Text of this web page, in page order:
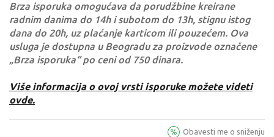
Brza isporuka omogućava da porudžbine kreirane
radnim danima do 14h i subotom do 13h, stignu istog
dana do 20h, uz plaćanje karticom ili pouzećem. Ova
usluga je dostupna u Beogradu za proizvode označene
„Brza isporuka“ po ceni od 750 dinara.
Više informacija o ovoj vrsti isporuke možete videti
ovde.
Obavesti me o sniženju